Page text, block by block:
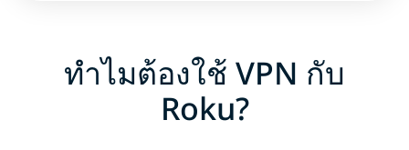
ทำไมต้องใช้ VPN กับ
Roku?